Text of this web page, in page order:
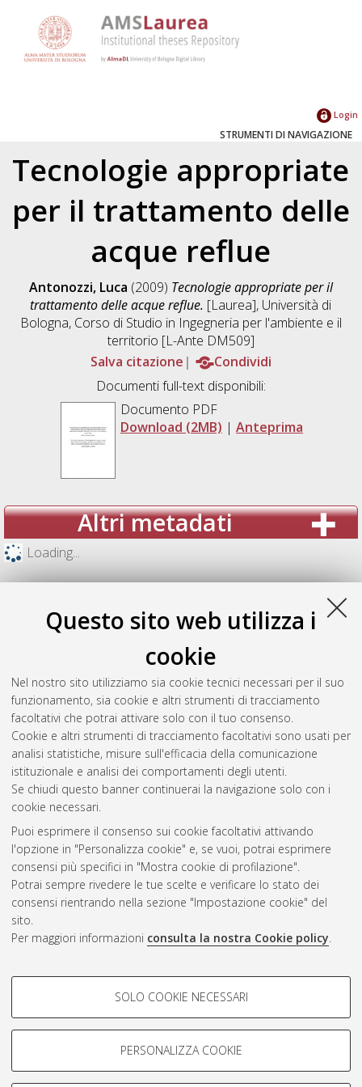
Questo sito web utilizza i
cookie
Nel nostro sito utilizziamo sia cookie tecnici necessari per il suo
funzionamento, sia cookie e altri strumenti di tracciamento
facoltativi che potrai attivare solo con il tuo consenso.
Cookie e altri strumenti di tracciamento facoltativi sono usati per
analisi statistiche, misure sull'efficacia della comunicazione
istituzionale e analisi dei comportamenti degli utenti.
Se chiudi questo banner continuerai la navigazione solo con i
cookie necessari.
Puoi esprimere il consenso sui cookie facoltativi attivando
l'opzione in "Personalizza cookie" e, se vuoi, potrai esprimere
consensi più specifici in "Mostra cookie di profilazione".
Potrai sempre rivedere le tue scelte e verificare lo stato dei
consensi rientrando nella sezione "Impostazione cookie" del
sito.
Per maggiori informazioni consulta la nostra Cookie policy.
COOKIE DI PROFILAZIONE -
Si tratta di cookie utilizzati per analizzare le caratteristiche della
navigazione degli utenti, creare profili in base al loro comportamento
Mostra cookie di profilazione
SOLO COOKIE NECESSARI
PERSONALIZZA COOKIE
Login
STRUMENTI DI NAVIGAZIONE
Tecnologie appropriate
per il trattamento delle
acque reflue
Antonozzi, Luca (2009) Tecnologie appropriate per il
trattamento delle acque reflue. [Laurea], Università di
Bologna, Corso di Studio in Ingegneria per l'ambiente e il
territorio [L-Ante DM509]
Salva citazione
Condividi
Documenti full-text disponibili:
Documento PDF
Download (2MB) | Anteprima
Altri metadati
Loading...
Gestione del documento:
Atom
Rss 1.0
Rss 2.0
AMS Laurea
Impostazioni Cookie
Informativa sulla privacy
Condizioni d’uso del sito